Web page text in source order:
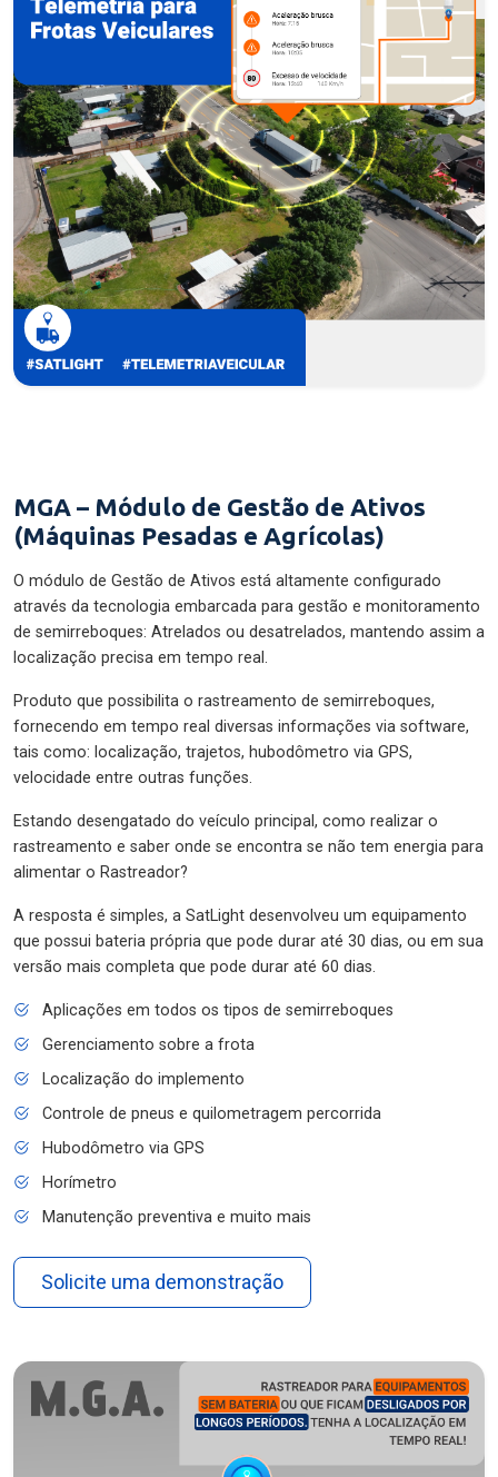
MGA – Módulo de Gestão de Ativos
(Máquinas Pesadas e Agrícolas)
O módulo de Gestão de Ativos está altamente configurado
através da tecnologia embarcada para gestão e monitoramento
de semirreboques: Atrelados ou desatrelados, mantendo assim a
localização precisa em tempo real.
Produto que possibilita o rastreamento de semirreboques,
fornecendo em tempo real diversas informações via software,
tais como: localização, trajetos, hubodômetro via GPS,
velocidade entre outras funções.
Estando desengatado do veículo principal, como realizar o
rastreamento e saber onde se encontra se não tem energia para
alimentar o Rastreador?
A resposta é simples, a SatLight desenvolveu um equipamento
que possui bateria própria que pode durar até 30 dias, ou em sua
versão mais completa que pode durar até 60 dias.
Aplicações em todos os tipos de semirreboques
Gerenciamento sobre a frota
Localização do implemento
Controle de pneus e quilometragem percorrida
Hubodômetro via GPS
Horímetro
Manutenção preventiva e muito mais
Solicite uma demonstração